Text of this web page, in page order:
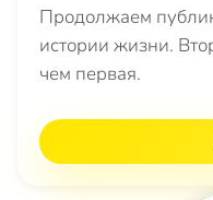
Продолжаем
истории жизни.
чем первая.